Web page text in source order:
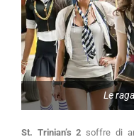
Le
St. Trinian’s 2 soffre di